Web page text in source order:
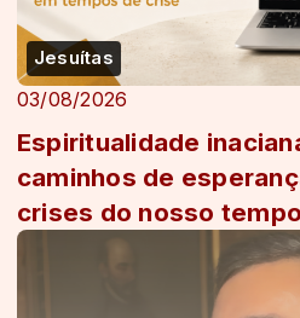
Jesuítas
03/08/2026
Espiritualidade
caminhos de
crises do nosso tempo